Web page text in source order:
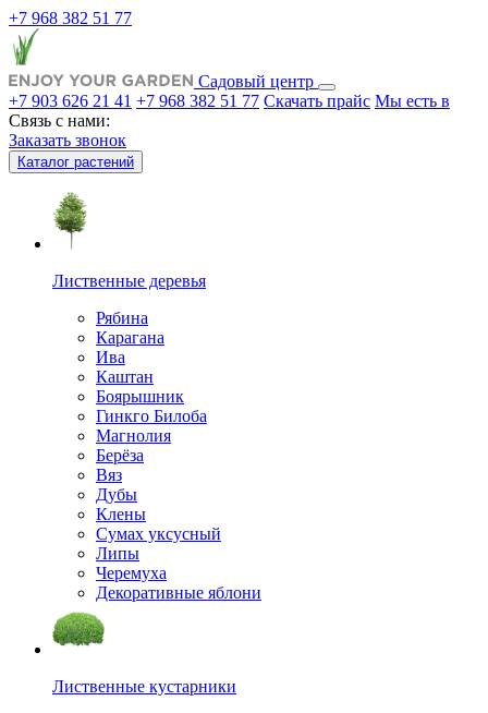
+7 968 382 51 77
Садовый центр
+7 903 626 21 41 +7 968 382 51 77 Скачать прайс Мы есть в
Связь с нами:
Заказать звонок
Каталог растений
Лиственные деревья
Рябина
Карагана
Ива
Каштан
Боярышник
Гинкго Билоба
Магнолия
Берёза
Вяз
Дубы
Клены
Сумах уксусный
Липы
Черемуха
Декоративные яблони
Лиственные кустарники